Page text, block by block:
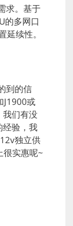
求。基于
的多网口
续性。
到的信
J1900或
我们有没
经验，我
独立供
实惠呢~